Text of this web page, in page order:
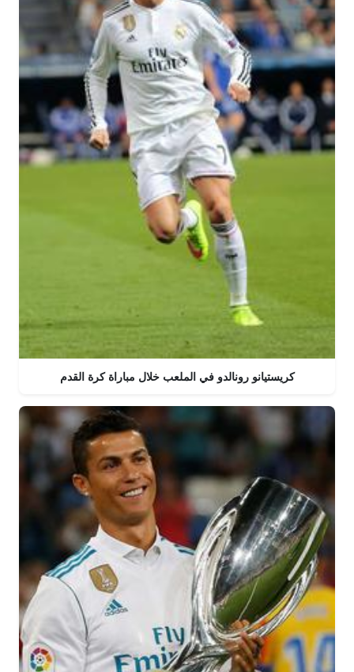
كريستيانو رونالدو في الملعب خلال مباراة كرة القدم